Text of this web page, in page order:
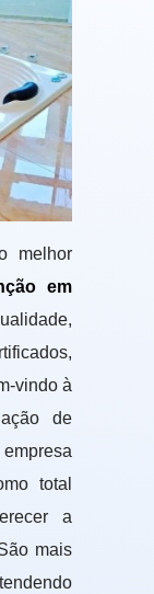
melhor
em
vindo à
de
total
a
mais